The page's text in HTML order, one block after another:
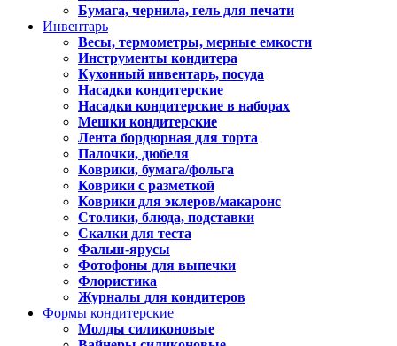
Бумага, чернила, гель для печати
Инвентарь
Весы, термометры, мерные емкости
Инструменты кондитера
Кухонный инвентарь, посуда
Насадки кондитерские
Насадки кондитерские в наборах
Мешки кондитерские
Лента бордюрная для торта
Палочки, дюбеля
Коврики, бумага/фольга
Коврики с разметкой
Коврики для эклеров/макаронс
Столики, блюда, подставки
Скалки для теста
Фальш-ярусы
Фотофоны для выпечки
Флористика
Журналы для кондитеров
Формы кондитерские
Молды силиконовые